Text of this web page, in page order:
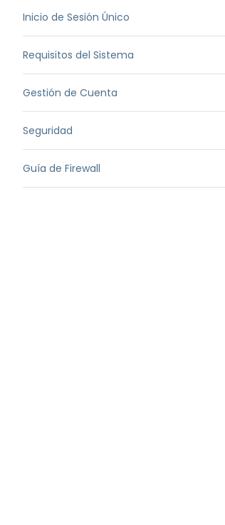
Inicio de Sesión Único
Requisitos del Sistema
Gestión de Cuenta
Seguridad
Guía de Firewall